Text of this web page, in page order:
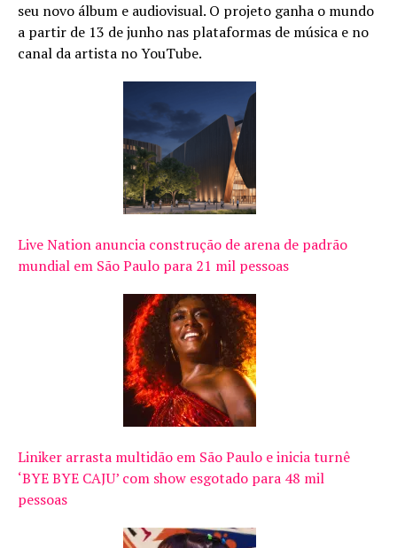
seu novo álbum e audiovisual. O projeto ganha o mundo
a partir de 13 de junho nas plataformas de música e no
canal da artista no YouTube.
Live Nation anuncia construção de arena de padrão
mundial em São Paulo para 21 mil pessoas
Liniker arrasta multidão em São Paulo e inicia turnê
‘BYE BYE CAJU’ com show esgotado para 48 mil
pessoas